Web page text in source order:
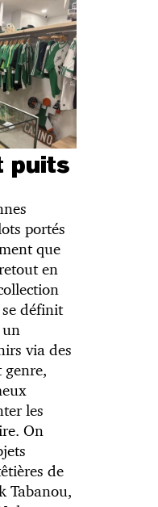
puits
portés
que
en
définit
un
via des
genre,
les
On
de
Tabanou,